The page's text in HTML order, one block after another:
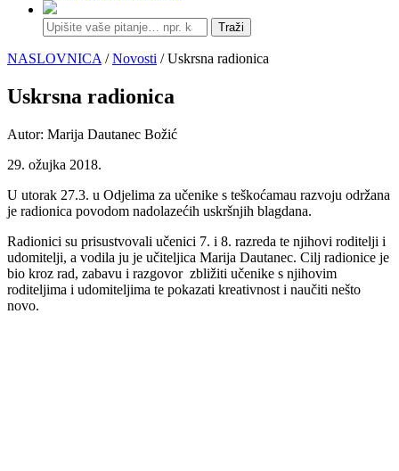
Traži
NASLOVNICA /Novosti / Uskrsna radionica
Uskrsna radionica
Autor: Marija Dautanec Božić
29. ožujka 2018.
U utorak 27.3. u Odjelima za učenike s teškoćamau razvoju održana
je radionica povodom nadolazećih uskršnjih blagdana.
Radionici su prisustvovali učenici 7. i 8. razreda te njihovi roditelji i
udomitelji, a vodila ju je učiteljica Marija Dautanec. Cilj radionice je
bio kroz rad, zabavu i razgovor zbližiti učenike s njihovim
roditeljima i udomiteljima te pokazati kreativnost i naučiti nešto
novo.